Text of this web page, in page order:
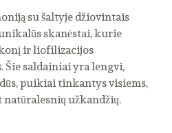
su šaltyje džiovintais
skanėstai, kurie
ir liofilizacijos
saldainiai yra lengvi,
puikiai tinkantys visiems,
natūralesnių užkandžių.